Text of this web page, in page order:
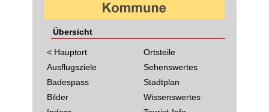
Übersicht
< Hauptort
Ausflugsziele
Badespass
Bilder
Ortsteile
Sehenswertes
Stadtplan
Wissenswertes